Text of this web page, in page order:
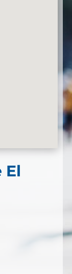
El